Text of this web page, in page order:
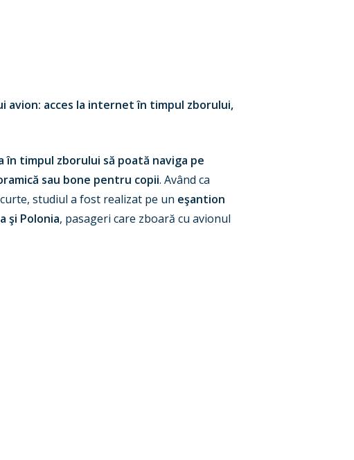
avion: acces la internet în timpul zborului,
în timpul zborului să poată naviga pe
sau bone pentru copii. Având ca
studiul a fost realizat pe un eşantion
şi Polonia, pasageri care zboară cu avionul